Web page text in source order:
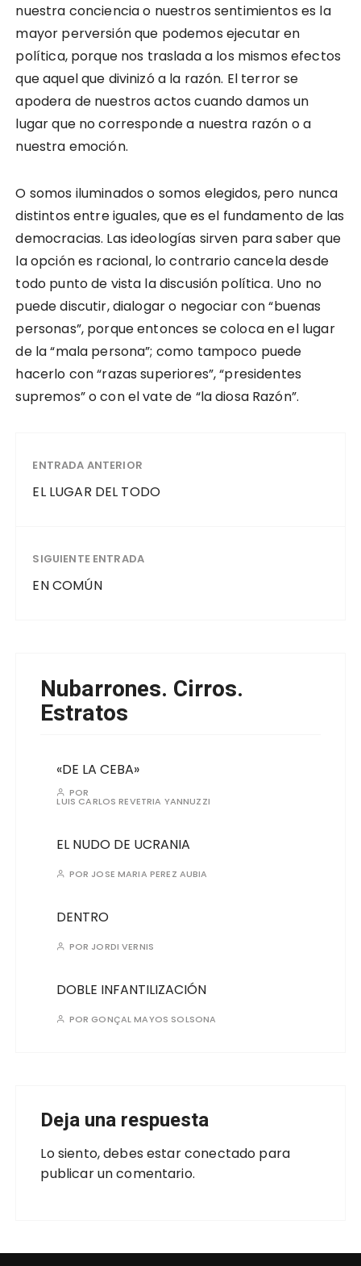
nuestra conciencia o nuestros sentimientos es la
mayor perversión que podemos ejecutar en
política, porque nos traslada a los mismos efectos
que aquel que divinizó a la razón. El terror se
apodera de nuestros actos cuando damos un
lugar que no corresponde a nuestra razón o a
nuestra emoción.
O somos iluminados o somos elegidos, pero nunca
distintos entre iguales, que es el fundamento de las
democracias. Las ideologías sirven para saber que
la opción es racional, lo contrario cancela desde
todo punto de vista la discusión política. Uno no
puede discutir, dialogar o negociar con “buenas
personas”, porque entonces se coloca en el lugar
de la “mala persona”; como tampoco puede
hacerlo con “razas superiores”, “presidentes
supremos” o con el vate de “la diosa Razón”.
ENTRADA ANTERIOR
EL LUGAR DEL TODO
SIGUIENTE ENTRADA
EN COMÚN
Nubarrones. Cirros.
Estratos
«DE LA CEBA»
POR
LUIS CARLOS REVETRIA YANNUZZI
EL NUDO DE UCRANIA
POR JOSE MARIA PEREZ AUBIA
DENTRO
POR JORDI VERNIS
DOBLE INFANTILIZACIÓN
PORGONÇAL MAYOS SOLSONA
Deja una respuesta
Lo siento, debes estarconectado para
publicar un comentario.